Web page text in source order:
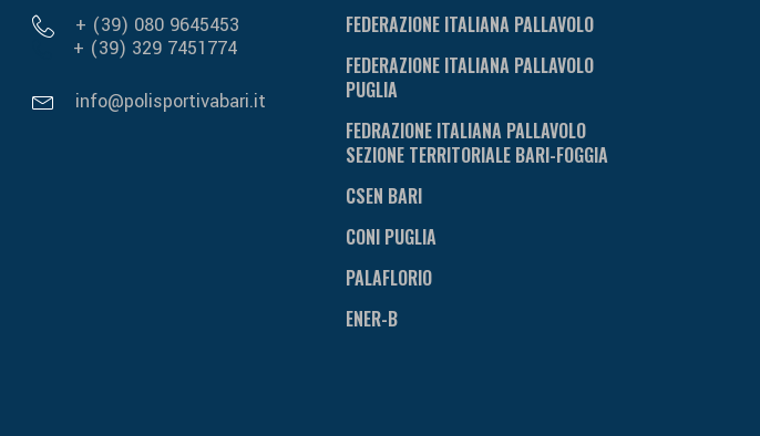
+ (39) 080 9645453
+ (39) 329 7451774
info@polisportivabari.it
FEDERAZIONE ITALIANA PALLAVOLO
FEDERAZIONE ITALIANA PALLAVOLO
PUGLIA
FEDRAZIONE ITALIANA PALLAVOLO
SEZIONE TERRITORIALE BARI-FOGGIA
CSEN BARI
CONI PUGLIA
PALAFLORIO
ENER-B